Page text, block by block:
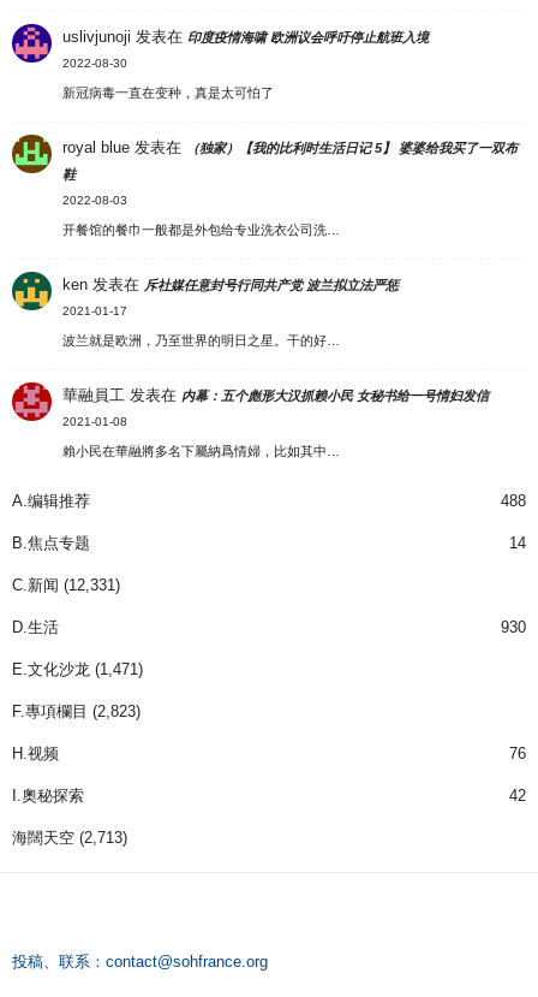
uslivjunoji 发表在 印度疫情海啸 欧洲议会呼吁停止航班入境
2022-08-30
新冠病毒一直在变种，真是太可怕了
royal blue 发表在
（独家）【我的比利时生活日记 5】 婆婆给我买了一双布
鞋
2022-08-03
开餐馆的餐巾一般都是外包给专业洗衣公司洗…
ken 发表在 斥社媒任意封号行同共产党 波兰拟立法严惩
2021-01-17
波兰就是欧洲，乃至世界的明日之星。干的好…
華融員工 发表在 内幕：五个彪形大汉抓赖小民 女秘书给一号情妇发信
2021-01-08
賴小民在華融將多名下屬納爲情婦，比如其中…
A.编辑推荐 488
B.焦点专题 14
C.新闻 (12,331)
D.生活 930
E.文化沙龙 (1,471)
F.專項欄目 (2,823)
H.视频 76
I.奧秘探索 42
海闊天空 (2,713)
投稿、联系： contact@sohfrance.org